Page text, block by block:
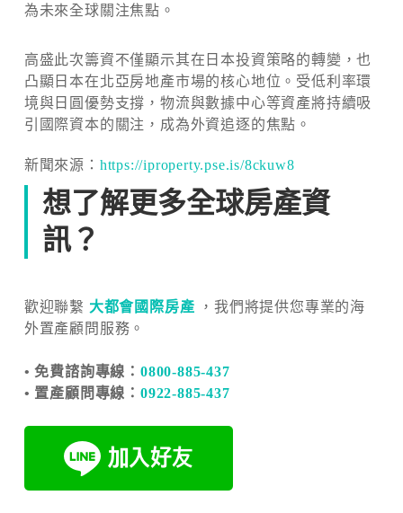
為未來全球關注焦點。
高盛此次籌資不僅顯示其在日本投資策略的轉變，也
凸顯日本在北亞房地產市場的核心地位。受低利率環
境與日圓優勢支撐，物流與數據中心等資產將持續吸
引國際資本的關注，成為外資追逐的焦點。
新聞來源： https://iproperty.pse.is/8ckuw8
想了解更多全球房產資
訊？
歡迎聯繫 大都會國際房產 ，我們將提供您專業的海
外置產顧問服務。
• 免費諮詢專線：0800-885-437
• 置產顧問專線：0922-885-437